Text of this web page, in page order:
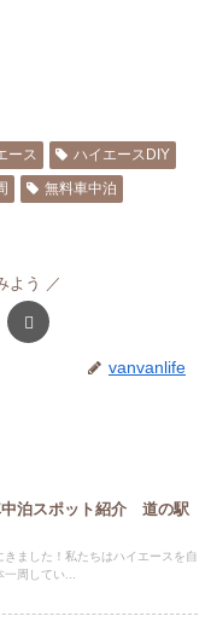
ース
ハイエースDIY
無料車中泊
よう
vanvanlife
中泊スポット紹介 道の駅
ました！私たちはハイエースを自
周してい...